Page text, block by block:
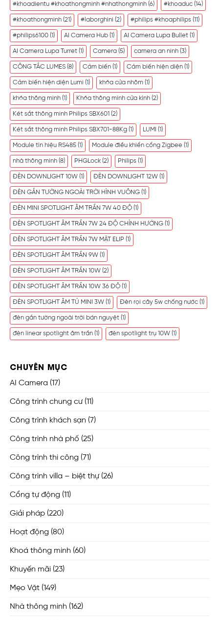
#khoadientu #khoathongminh #nhathongminh (6) #khoaduc (14)
#khoathongminh (21) #laborghini (2) #philips #khoaphilips (11)
#philips6100 (1) AI Camera Hub (1) AI Camera Lupa Bullet (1)
AI Camera Lupa Turret (1) Camera (5) camera an ninh (3)
CÔNG TẮC LUMES (8) Cảm biến (1) Cảm biến hiện diện (1)
Cảm biến hiện diện Lumi (1) khóa cửa nhôm (1)
khóa thông minh (1) Khóa thông minh cửa kính (2)
Két sắt thông minh Philips SBX601 (2)
Két sắt thông minh Philips SBX701-88Kg (1) LUMI (1)
Module tín hiệu RS485 (1) Module điều khiển cổng Zigbee (1)
nhà thông minh (8) PHGLock (2) Philips (1)
ĐÈN DOWNLIGHT 10W (1) ĐÈN DOWNLIGHT 12W (1)
ĐÈN GẮN TƯỜNG NGOÀI TRỜI HÌNH VUÔNG (1)
ĐÈN MINI SPOTLIGHT ÂM TRẦN 7W 40 ĐỘ (1)
ĐÈN SPOTLIGHT ÂM TRẦN 7W 24 ĐỘ CHỈNH HƯỚNG (1)
ĐÈN SPOTLIGHT ÂM TRẦN 7W MẶT ELIP (1)
ĐÈN SPOTLIGHT ÂM TRẦN 9W (1)
ĐÈN SPOTLIGHT ÂM TRẦN 10W (2)
ĐÈN SPOTLIGHT ÂM TRẦN 10W 36 ĐỘ (1)
ĐÈN SPOTLIGHT ÂM TỦ MINI 3W (1) Đèn rọi cây 5w chống nước (1)
đèn gắn tường ngoài trời bán nguyệt (1)
đèn linear spotlight âm trần (1) đèn spotlight trụ 10W (1)
CHUYÊN MỤC
AI Camera (17)
Công trình chung cư(11)
Công trình khách sạn (7)
Công trình nhà phố (25)
Công trình thi công (71)
Công trình villa – biệt thự(26)
Cổng tự động (11)
Giải pháp (220)
Hoạt động (80)
Khoá thông minh (60)
Khuyến mãi (23)
Mẹo Vặt (149)
Nhà thông minh (162)